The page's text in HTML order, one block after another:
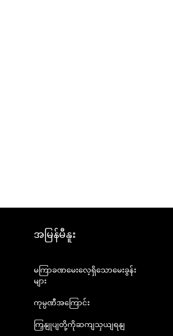
အမြန်မီနူး
မကြာခဏမေးလေ့ရှိသောမေးခွန်း
များ
ကုမ္ပဏီအကြောင်း
ကြှနျုပျတို့ကိုဆကျသှယျရနျ